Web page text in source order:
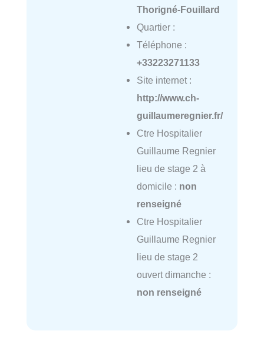
Thorigné-Fouillard
Quartier :
Téléphone :
+33223271133
Site internet :
http://www.ch-
guillaumeregnier.fr/
Ctre Hospitalier
Guillaume Regnier
lieu de stage 2 à
domicile : non
renseigné
Ctre Hospitalier
Guillaume Regnier
lieu de stage 2
ouvert dimanche :
non renseigné